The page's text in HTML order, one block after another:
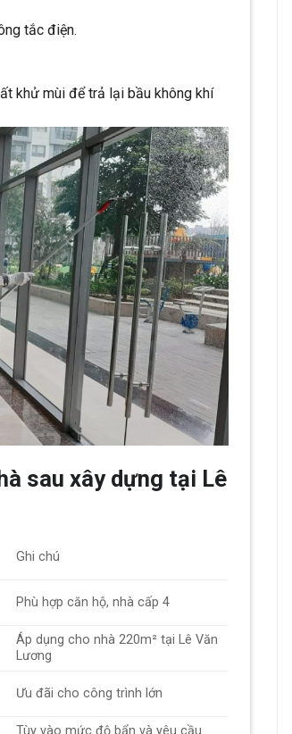
tắc điện.
khử mùi để trả lại bầu không khí
sau xây dựng tại Lê
Ghi chú
Phù hợp căn hộ, nhà cấp 4
Áp dụng cho nhà 220m² tại Lê Văn
Lương
Ưu đãi cho công trình lớn
Tùy vào mức độ bẩn và yêu cầu